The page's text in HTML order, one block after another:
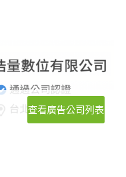
查看廣告公司列表